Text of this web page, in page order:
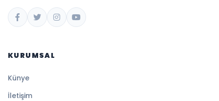
KURUMSAL
Künye
İletişim